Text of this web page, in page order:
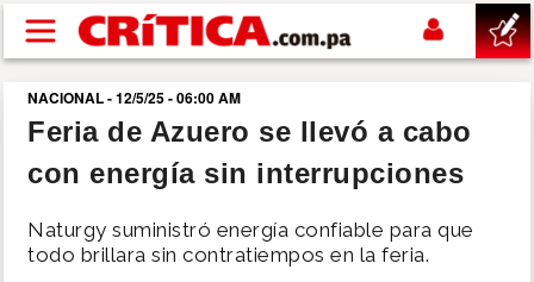
Pasar al contenido principal
buscar
SUCESOS
NACIONAL
NACIONAL - 12/5/25 - 06:00 AM
Feria de Azuero se llevó a cabo
con energía sin interrupciones
Naturgy suministró energía confiable para que
todo brillara sin contratiempos en la feria.